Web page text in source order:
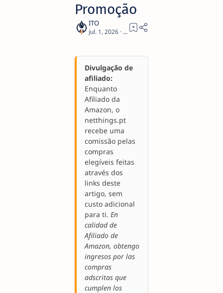
Promoção
1
Divulgação de
afiliado:
Enquanto
Afiliado da
Amazon, o
netthings.pt
recebe uma
comissão pelas
compras
elegíveis feitas
através dos
links deste
artigo, sem
custo adicional
para ti. En
calidad de
Afiliado de
Amazon, obtengo
ingresos por las
compras
adscritas que
cumplen los